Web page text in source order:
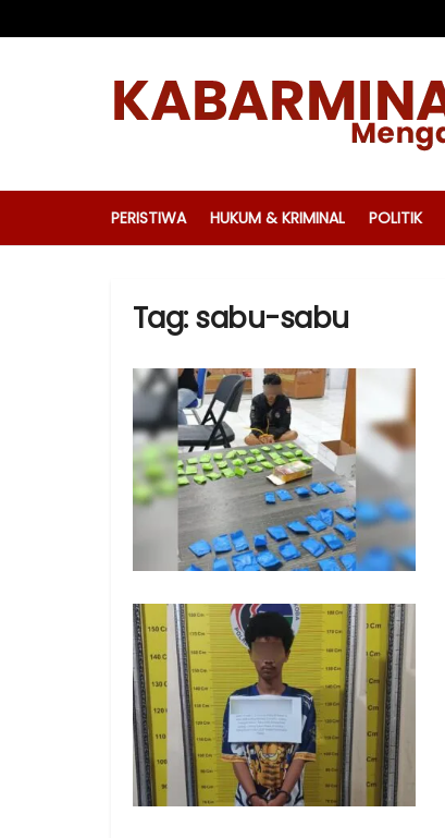
PERISTIWA HUKUM & KRIMINAL POLITIK
Tag:sabu-sabu